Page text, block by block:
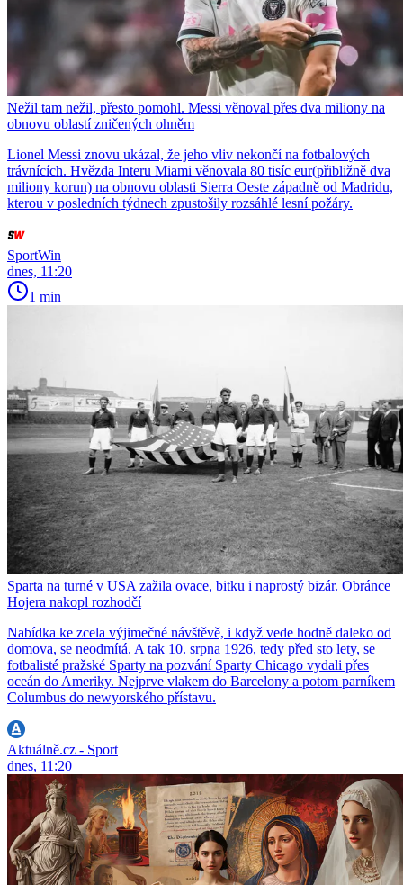
Nežil tam nežil, přesto pomohl. Messi věnoval přes dva miliony na
obnovu oblastí zničených ohněm
Lionel Messi znovu ukázal, že jeho vliv nekončí na fotbalových
trávnících. Hvězda Interu Miami věnovala 80 tisíc eur(přibližně dva
miliony korun) na obnovu oblasti Sierra Oeste západně od Madridu,
kterou v posledních týdnech zpustošily rozsáhlé lesní požáry.
SportWin
dnes, 11:20
1 min
Sparta na turné v USA zažila ovace, bitku i naprostý bizár. Obránce
Hojera nakopl rozhodčí
Nabídka ke zcela výjimečné návštěvě, i když vede hodně daleko od
domova, se neodmítá. A tak 10. srpna 1926, tedy před sto lety, se
fotbalisté pražské Sparty na pozvání Sparty Chicago vydali přes
oceán do Ameriky. Nejprve vlakem do Barcelony a potom parníkem
Columbus do newyorského přístavu.
Aktuálně.cz - Sport
dnes, 11:20